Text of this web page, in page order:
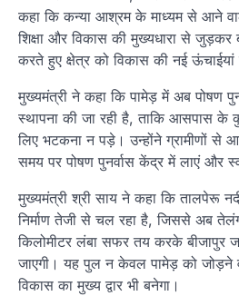
कहा कि कन्या आश्रम के माध्यम से आने
शिक्षा और विकास की मुख्यधारा से जुड़कर
करते हुए क्षेत्र को विकास की नई ऊंचाईयां
मुख्यमंत्री ने कहा कि पामेड़ में अब पोषण
स्थापना की जा रही है, ताकि आसपास के
लिए भटकना न पड़े। उन्होंने ग्रामीणों से
समय पर पोषण पुनर्वास केंद्र में लाएं और
मुख्यमंत्री श्री साय ने कहा कि तालपेरू
निर्माण तेजी से चल रहा है, जिससे अब
किलोमीटर लंबा सफर तय करके बीजापुर
जाएगी। यह पुल न केवल पामेड़ को जोड़ने
विकास का मुख्य द्वार भी बनेगा।